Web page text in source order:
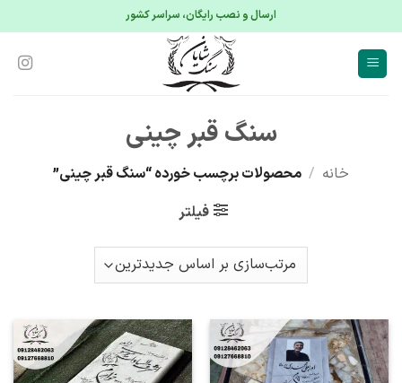
ارسال و نصب رایگان، سراسر کشور
سنگ قبر چینی
خانه / محصولات برچسب خورده “سنگ قبر چینی”
فیلتر